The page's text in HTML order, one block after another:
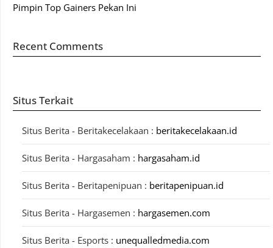
Pimpin Top Gainers Pekan Ini
Recent Comments
Situs Terkait
Situs Berita - Beritakecelakaan : beritakecelakaan.id
Situs Berita - Hargasaham : hargasaham.id
Situs Berita - Beritapenipuan : beritapenipuan.id
Situs Berita - Hargasemen : hargasemen.com
Situs Berita - Esports : unequalledmedia.com